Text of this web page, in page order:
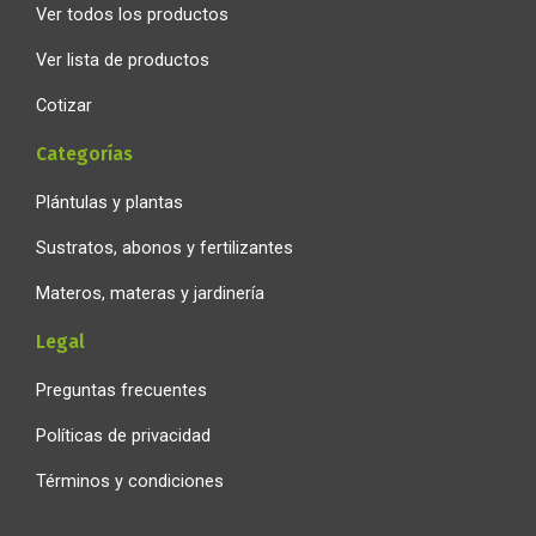
Ver todos los productos
Ver lista de productos
Cotizar
Categorías
Plántulas y plantas
Sustratos, abonos y fertilizantes
Materos, materas y jardinería
Legal
Preguntas frecuentes
Políticas de privacidad
Términos y condiciones